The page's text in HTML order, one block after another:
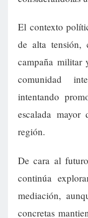
El contexto
de alta tensión,
campaña militar
comunidad
intentando
escalada
región.
De cara al
continúa
mediación,
concretas